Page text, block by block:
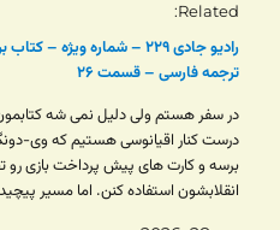
Related
رادیو جادی ۲۲۹ – شماره
ترجمه فارسی – قسمت ۲۶
در سفر هستم ولی دلیل نمی شه
درست کنار اقیانوسی هستیم که وی-
برسه و کارت های پیش پرداخت بازی
انقلابشون استفاده کنن. اما مسیر